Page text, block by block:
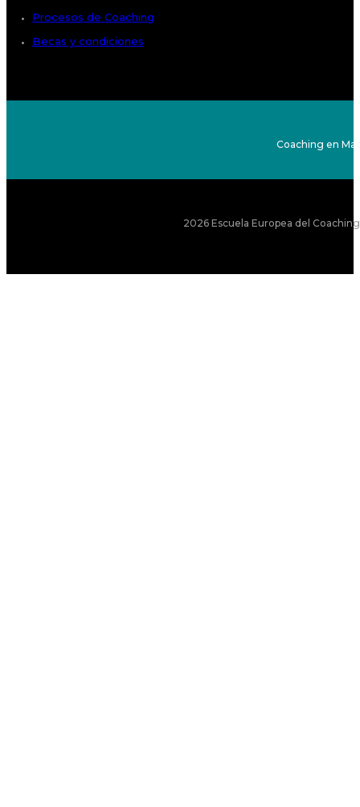
Procesos de Coaching
Becas y condiciones
Coaching en
2026 Escuela Europea del Coaching